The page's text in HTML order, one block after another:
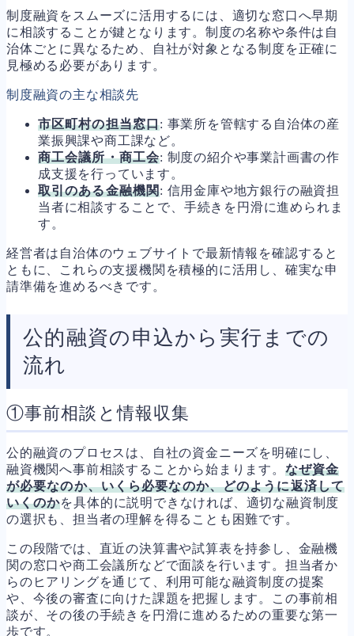
制度融資をスムーズに活用するには、適切な窓口へ早期
に相談することが鍵となります。制度の名称や条件は自
治体ごとに異なるため、自社が対象となる制度を正確に
見極める必要があります。
制度融資の主な相談先
市区町村の担当窓口: 事業所を管轄する自治体の産
業振興課や商工課など。
商工会議所・商工会: 制度の紹介や事業計画書の作
成支援を行っています。
取引のある金融機関: 信用金庫や地方銀行の融資担
当者に相談することで、手続きを円滑に進められま
す。
経営者は自治体のウェブサイトで最新情報を確認すると
ともに、これらの支援機関を積極的に活用し、確実な申
請準備を進めるべきです。
公的融資の申込から実行までの
流れ
①事前相談と情報収集
公的融資のプロセスは、自社の資金ニーズを明確にし、
融資機関へ事前相談することから始まります。 なぜ資金
が必要なのか、いくら必要なのか、どのように返済して
いくのかを具体的に説明できなければ、適切な融資制度
の選択も、担当者の理解を得ることも困難です。
この段階では、直近の決算書や試算表を持参し、金融機
関の窓口や商工会議所などで面談を行います。担当者か
らのヒアリングを通じて、利用可能な融資制度の提案
や、今後の審査に向けた課題を把握します。この事前相
談が、その後の手続きを円滑に進めるための重要な第一
歩です。